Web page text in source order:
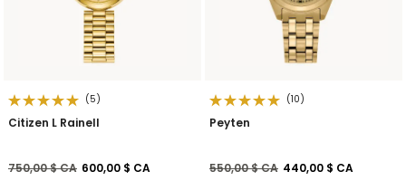
(5)
Citizen L Rainell
Prix réduit de
750,00 $ CAà600,00 $ CA
(10)
Peyten
Prix réduit de
550,00 $ CAà440,00 $ CA